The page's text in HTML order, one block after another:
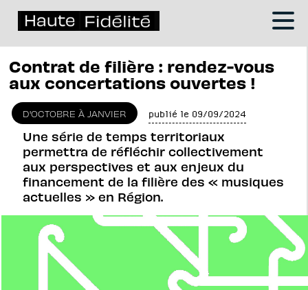
Contrat de filière : rendez-vous
aux concertations ouvertes !
D'OCTOBRE À JANVIER publié le 09/09/2024
Une série de temps territoriaux
permettra de réfléchir collectivement
aux perspectives et aux enjeux du
financement de la filière des « musiques
actuelles » en Région.